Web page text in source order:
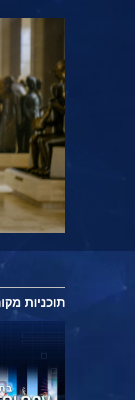
תוכניות